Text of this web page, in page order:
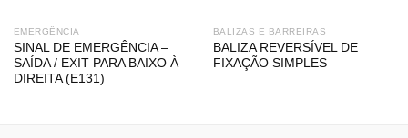
EMERGÊNCIA
SINAL DE EMERGÊNCIA –
SAÍDA / EXIT PARA BAIXO À
DIREITA (E131)
BALIZAS E BARREIRAS
BALIZA REVERSÍVEL DE
FIXAÇÃO SIMPLES